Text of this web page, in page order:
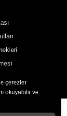
çerezler
okuyabilir ve